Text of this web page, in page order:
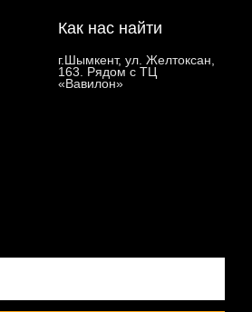
Как нас найти
г.Шымкент, ул. Желтоксан,
163. Рядом с ТЦ
«Вавилон»